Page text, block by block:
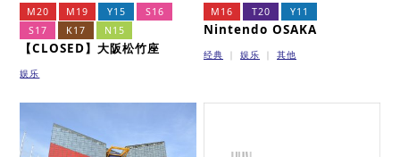
M20 M19 Y15
S16
S17
K17 N15
【CLOSED】大阪松竹座
娱乐
M16 T20 Y11
Nintendo OSAKA
经典 娱乐 其他